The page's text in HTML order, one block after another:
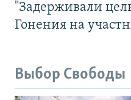
"Задерживали
Гонения на
Выбор Свободы